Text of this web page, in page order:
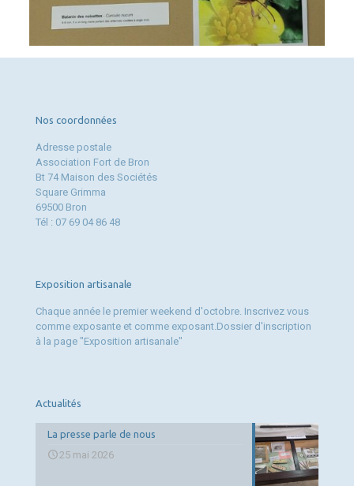
Nos coordonnées
Adresse postale
Association Fort de Bron
Bt 74 Maison des Sociétés
Square Grimma
69500 Bron
Tél : 07 69 04 86 48
Exposition artisanale
Chaque année le premier weekend d'octobre. Inscrivez vous
comme exposante et comme exposant.Dossier d'inscription
à la page "Exposition artisanale"
Actualités
La presse parle de nous
25 mai 2026